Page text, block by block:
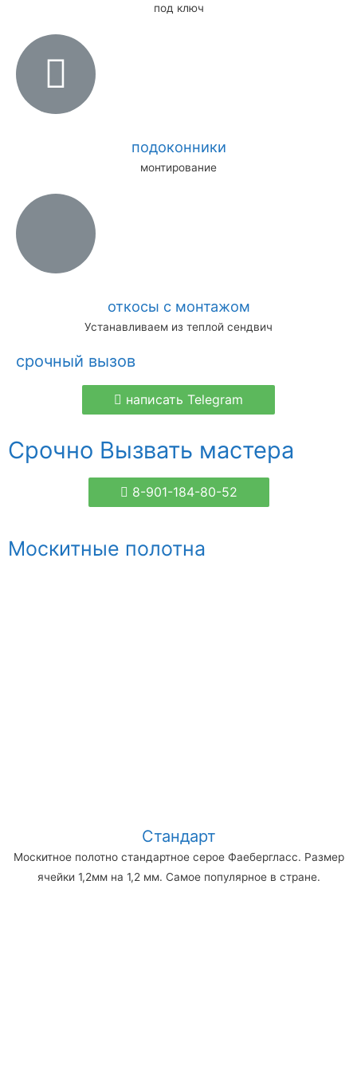
под ключ
подоконники
монтирование
откосы с монтажом
Устанавливаем из теплой сендвич
срочный вызов
написать Telegram
Срочно Вызвать мастера
8-901-184-80-52
Москитные полотна
Стандарт
Москитное полотно стандартное серое Фаебергласс. Размер
ячейки 1,2мм на 1,2 мм. Самое популярное в стране.